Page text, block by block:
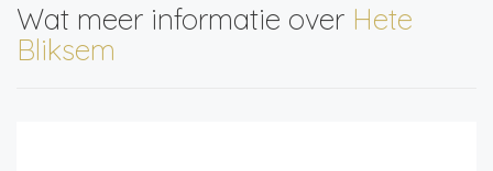
Wat meer informatie over Hete
Bliksem